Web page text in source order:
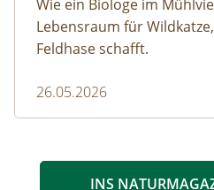
Wie ein Biologe im
Lebensraum für
Feldhase schafft.
26.05.2026
INS